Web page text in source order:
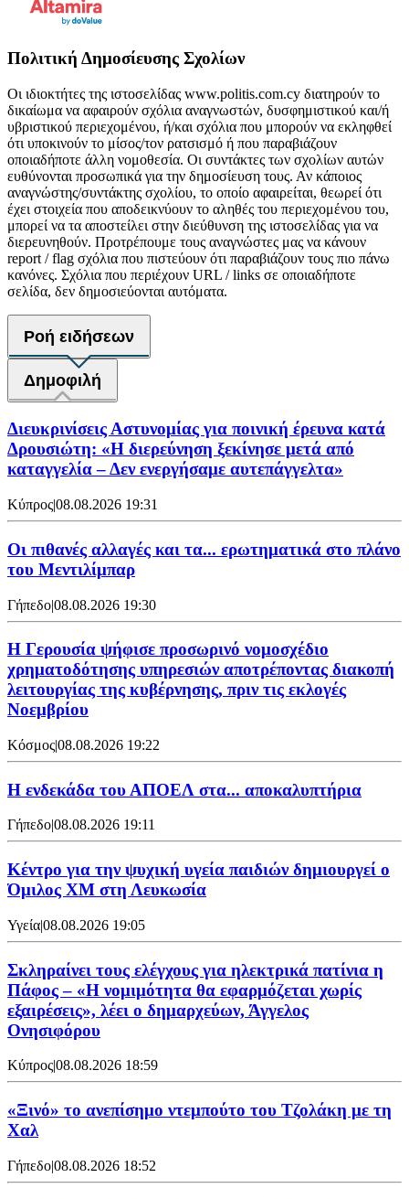
Πολιτική Δημοσίευσης Σχολίων
Οι ιδιοκτήτες της ιστοσελίδας www.politis.com.cy διατηρούν το
δικαίωμα να αφαιρούν σχόλια αναγνωστών, δυσφημιστικού και/ή
υβριστικού περιεχομένου, ή/και σχόλια που μπορούν να εκληφθεί
ότι υποκινούν το μίσος/τον ρατσισμό ή που παραβιάζουν
οποιαδήποτε άλλη νομοθεσία. Οι συντάκτες των σχολίων αυτών
ευθύνονται προσωπικά για την δημοσίευση τους. Αν κάποιος
αναγνώστης/συντάκτης σχολίου, το οποίο αφαιρείται, θεωρεί ότι
έχει στοιχεία που αποδεικνύουν το αληθές του περιεχομένου του,
μπορεί να τα αποστείλει στην διεύθυνση της ιστοσελίδας για να
διερευνηθούν. Προτρέπουμε τους αναγνώστες μας να κάνουν
report / flag σχόλια που πιστεύουν ότι παραβιάζουν τους πιο πάνω
κανόνες. Σχόλια που περιέχουν URL / links σε οποιαδήποτε
σελίδα, δεν δημοσιεύονται αυτόματα.
Ροή ειδήσεων
Δημοφιλή
Διευκρινίσεις Αστυνομίας για ποινική έρευνα κατά
Δρουσιώτη: «Η διερεύνηση ξεκίνησε μετά από
καταγγελία – Δεν ενεργήσαμε αυτεπάγγελτα»
Κύπρος|08.08.2026 19:31
Οι πιθανές αλλαγές και τα... ερωτηματικά στο πλάνο
του Μεντιλίμπαρ
Γήπεδο|08.08.2026 19:30
Η Γερουσία ψήφισε προσωρινό νομοσχέδιο
χρηματοδότησης υπηρεσιών αποτρέποντας διακοπή
λειτουργίας της κυβέρνησης, πριν τις εκλογές
Νοεμβρίου
Κόσμος|08.08.2026 19:22
Η ενδεκάδα του ΑΠΟΕΛ στα... αποκαλυπτήρια
Γήπεδο|08.08.2026 19:11
Κέντρο για την ψυχική υγεία παιδιών δημιουργεί ο
Όμιλος XM στη Λευκωσία
Υγεία|08.08.2026 19:05
Σκληραίνει τους ελέγχους για ηλεκτρικά πατίνια η
Πάφος – «Η νομιμότητα θα εφαρμόζεται χωρίς
εξαιρέσεις», λέει ο δημαρχεύων, Άγγελος
Ονησιφόρου
Κύπρος|08.08.2026 18:59
«Ξινό» το ανεπίσημο ντεμπούτο του Τζολάκη με τη
Χαλ
Γήπεδο|08.08.2026 18:52